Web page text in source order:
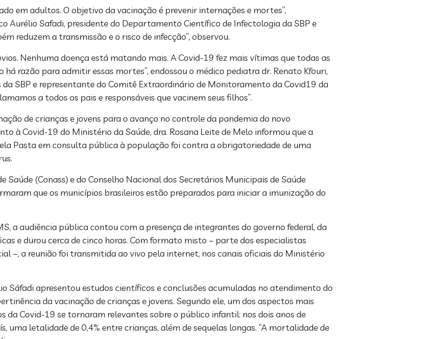
em adultos. O objetivo da vacinação é prevenir internações e mortes”,
Aurélio Safadi, presidente do Departamento Científico de Infectologia da SBP e
reduzem a transmissão e o risco de infecção”, observou.
Nenhuma doença está matando mais. A Covid-19 fez mais vítimas que todas as
razão para admitir essas mortes”, endossou o médico pediatra dr. Renato Kfouri,
SBP e representante do Comitê Extraordinário de Monitoramento da Covid19 da
a todos os pais e responsáveis que vacinem seus filhos”.
de crianças e jovens para o avanço no controle da pandemia do novo
à Covid-19 do Ministério da Saúde, dra. Rosana Leite de Melo informou que a
Pasta em consulta pública à população foi contra a obrigatoriedade de uma
Saúde (Conass) e do Conselho Nacional dos Secretários Municipais de Saúde
que os municípios brasileiros estão preparados para iniciar a imunização do
a audiência pública contou com a presença de integrantes do governo federal, da
e durou cerca de cinco horas. Com formato misto – parte dos especialistas
–, a reunião foi transmitida ao vivo pela internet, nos canais oficiais do Ministério
Sáfadi apresentou estudos científicos e conclusões acumuladas no atendimento do
da vacinação de crianças e jovens. Segundo ele, um dos aspectos mais
da Covid-19 se tornaram relevantes sobre o público infantil: nos dois anos de
uma letalidade de 0,4% entre crianças, além de sequelas longas. “A mortalidade de